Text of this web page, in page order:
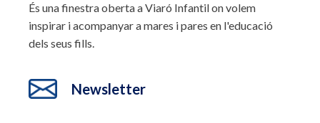
És una finestra oberta a Viaró Infantil on volem
inspirar i acompanyar a mares i pares en l'educació
dels seus fills.
Newsletter